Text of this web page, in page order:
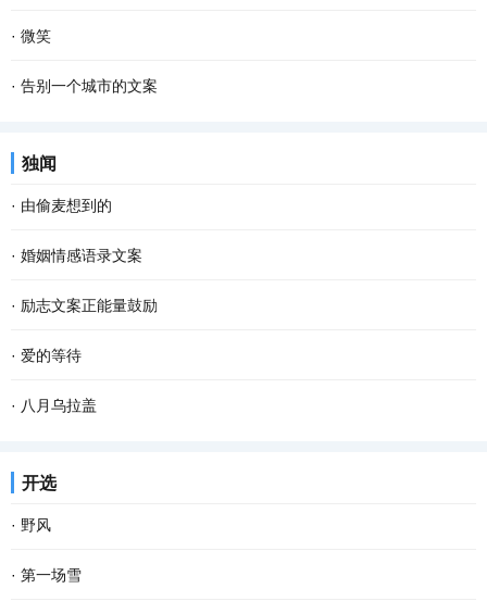
· 微笑
· 告别一个城市的文案
独闻
· 由偷麦想到的
· 婚姻情感语录文案
· 励志文案正能量鼓励
· 爱的等待
· 八月乌拉盖
开选
· 野风
· 第一场雪